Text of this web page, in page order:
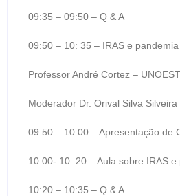
09:35 – 09:50 – Q & A
09:50 – 10: 35 – IRAS e pandemia
Professor André Cortez –
Moderador Dr. Orival Silva Silveira
09:50 – 10:00 – Apresentação de
10:00- 10: 20 – Aula sobre IRAS e
10:20 – 10:35 – Q & A